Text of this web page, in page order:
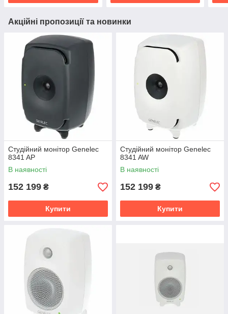
Акційні пропозиції та новинки
Студійний монітор Genelec
8341 AP
В наявності
152 199 ₴
Купити
Студійний монітор Genelec
8341 AW
В наявності
152 199 ₴
Купити